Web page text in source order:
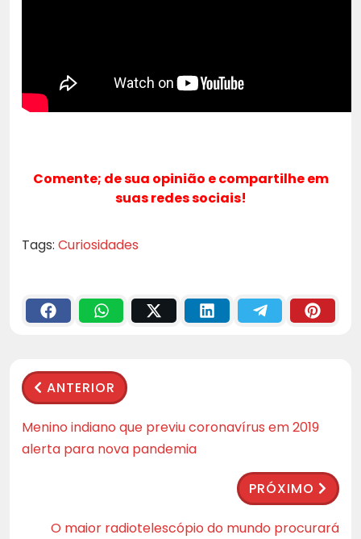
Comente; de sua opinião e compartilhe em
suas redes sociais!
Tags: Curiosidades
ANTERIOR
Menino indiano que previu coronavírus em 2019
alerta para nova pandemia
PRÓXIMO
O maior radiotelescópio do mundo procurará